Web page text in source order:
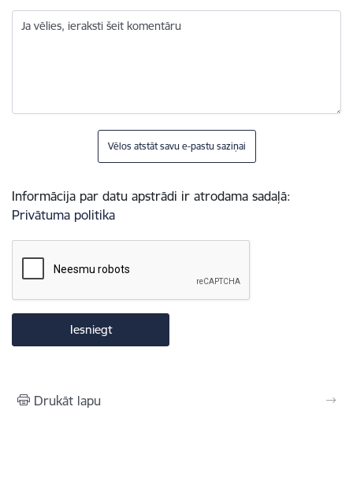
Ja vēlies, ieraksti šeit komentāru
Vēlos atstāt savu e-pastu saziņai
Informācija par datu apstrādi ir atrodama sadaļā:
Privātuma politika
Drukāt lapu